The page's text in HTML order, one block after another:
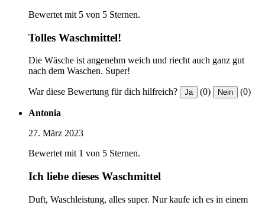
Bewertet mit 5 von 5 Sternen.
Tolles Waschmittel!
Die Wäsche ist angenehm weich und riecht auch ganz gut
nach dem Waschen. Super!
War diese Bewertung für dich hilfreich? Ja (0) Nein (0)
Antonia
27. März 2023
Bewertet mit 1 von 5 Sternen.
Ich liebe dieses Waschmittel
Duft, Waschleistung, alles super. Nur kaufe ich es in einem